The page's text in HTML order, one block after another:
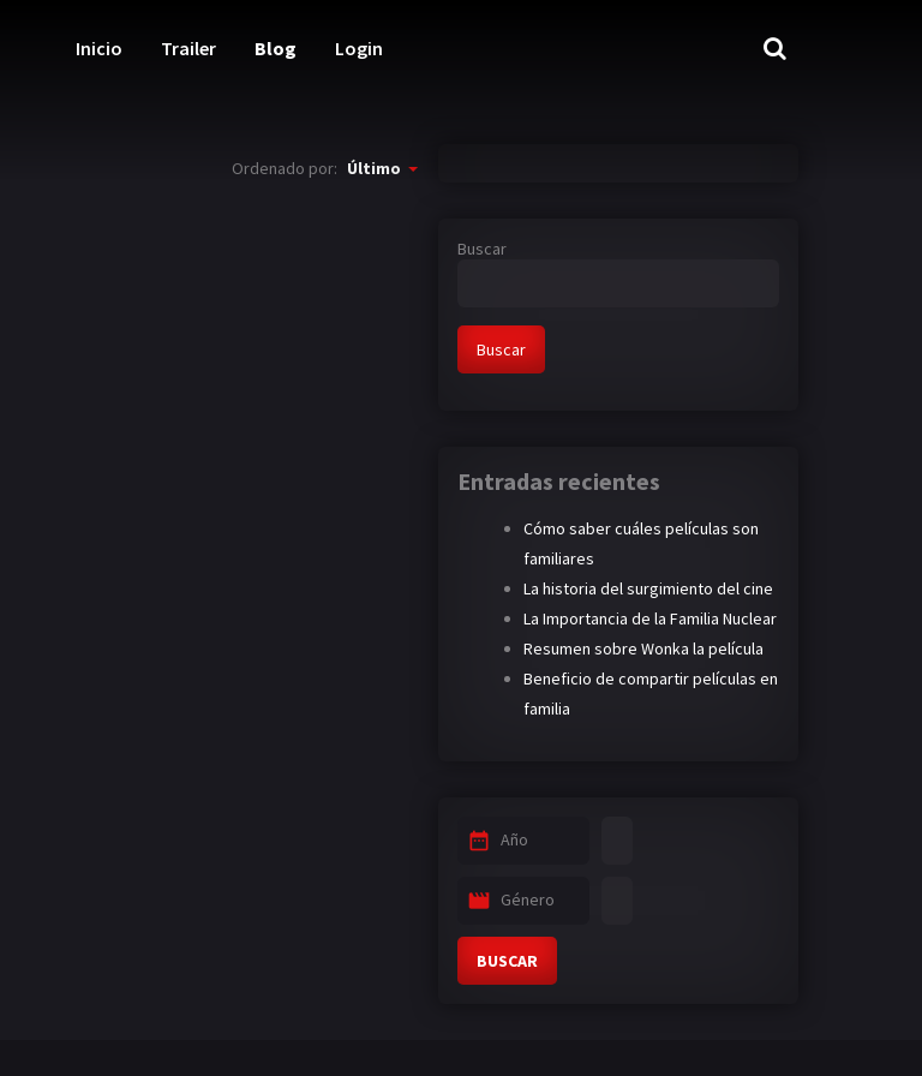
Inicio Trailer Blog Login
Ordenado por: Último
Buscar
Buscar
Entradas recientes
Cómo saber cuáles películas son
familiares
La historia del surgimiento del cine
La Importancia de la Familia Nuclear
Resumen sobre Wonka la película
Beneficio de compartir películas en
familia
Año
Género
BUSCAR